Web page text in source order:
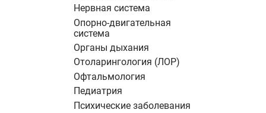
Нервная система
Опорно-двигательная
система
Органы дыхания
Отоларингология (ЛОР)
Офтальмология
Педиатрия
Психические заболевания